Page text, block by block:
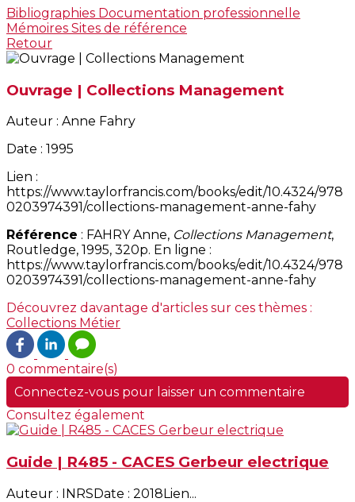
Bibliographies Documentation professionnelle
Mémoires Sites de référence
Retour
Ouvrage | Collections Management
Auteur : Anne Fahry
Date : 1995
Lien :
https://www.taylorfrancis.com/books/edit/10.4324/978
0203974391/collections-management-anne-fahy
Référence : FAHRY Anne, Collections Management,
Routledge, 1995, 320p. En ligne :
https://www.taylorfrancis.com/books/edit/10.4324/978
0203974391/collections-management-anne-fahy
Découvrez davantage d'articles sur ces thèmes :
Collections Métier
0 commentaire(s)
Connectez-vous pour laisser un commentaire
Consultez également
Guide | R485 - CACES Gerbeur electrique
Auteur : INRSDate : 2018Lien...